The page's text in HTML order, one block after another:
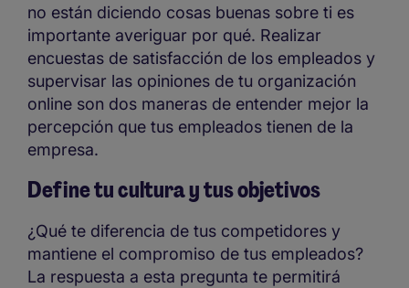
no están diciendo cosas buenas sobre ti es
importante averiguar por qué. Realizar
encuestas de satisfacción de los empleados y
supervisar las opiniones de tu organización
online son dos maneras de entender mejor la
percepción que tus empleados tienen de la
empresa.
Define tu cultura y tus objetivos
¿Qué te diferencia de tus competidores y
mantiene el compromiso de tus empleados?
La respuesta a esta pregunta te permitirá